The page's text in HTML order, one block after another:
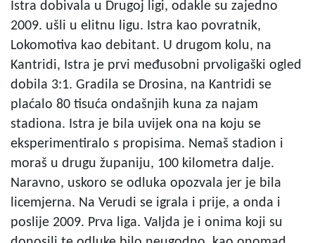
Istra dobivala u Drugoj ligi, odakle su zajedno
2009. ušli u elitnu ligu. Istra kao povratnik,
Lokomotiva kao debitant. U drugom kolu, na
Kantridi, Istra je prvi međusobni prvoligaški ogled
dobila 3:1. Gradila se Drosina, na Kantridi se
plaćalo 80 tisuća ondašnjih kuna za najam
stadiona. Istra je bila uvijek ona na koju se
eksperimentiralo s propisima. Nemaš stadion i
moraš u drugu županiju, 100 kilometra dalje.
Naravno, uskoro se odluka opozvala jer je bila
licemjerna. Na Verudi se igrala i prije, a onda i
poslije 2009. Prva liga. Valjda je i onima koji su